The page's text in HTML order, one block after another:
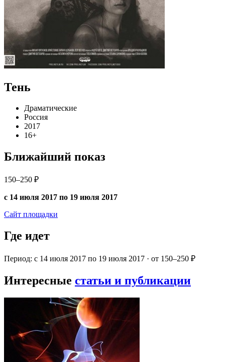
Тень
Драматические
Россия
2017
16+
Ближайший показ
150–250 ₽
с 14 июля 2017 по 19 июля 2017
Сайт площадки
Где идет
Период: с 14 июля 2017 по 19 июля 2017 · от 150–250 ₽
Интересные статьи и публикации